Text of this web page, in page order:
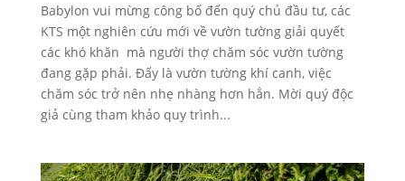
Babylon vui mừng công bố đến quý chủ đầu tư, các
KTS một nghiên cứu mới về vườn tường giải quyết
các khó khăn mà người thợ chăm sóc vườn tường
đang gặp phải. Đấy là vườn tường khí canh, việc
chăm sóc trở nên nhẹ nhàng hơn hẳn. Mời quý độc
giả cùng tham khảo quy trình...